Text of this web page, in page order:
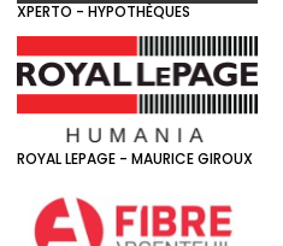
XPERTO - HYPOTHÈQUES
ROYAL LEPAGE - MAURICE GIROUX